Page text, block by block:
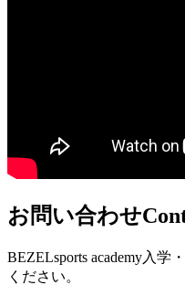
お問い合わせ
BEZELsports academy入
ください。